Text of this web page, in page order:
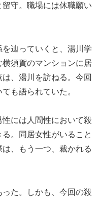
守。職場には休職願い
辿っていくと、湯川学
須賀のマンションに居
、湯川を訪ねる。今回
も語られていた。
には人間性において殺
。同居女性がいること
、もう一つ、裁かれる
た。しかも、今回の殺